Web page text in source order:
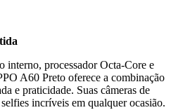
interno, processador Octa-Core e
A60 Preto oferece a combinação
e praticidade. Suas câmeras de
incríveis em qualquer ocasião.